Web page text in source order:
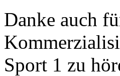
Danke auch
Sport 1 zu